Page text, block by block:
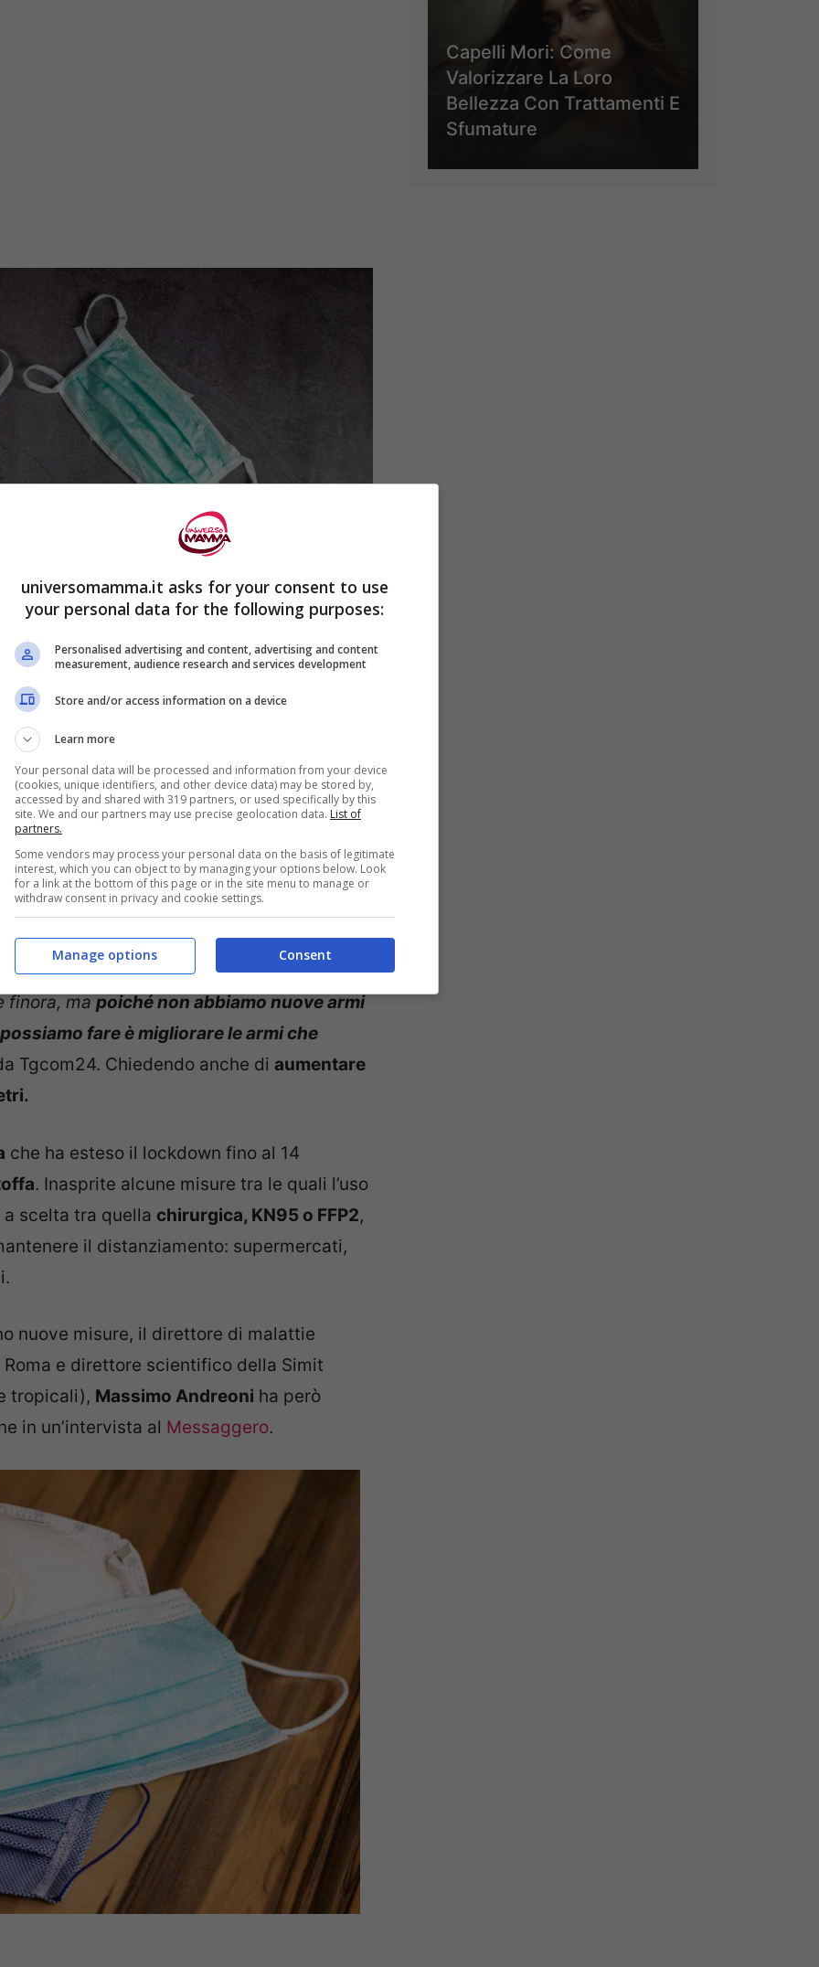
varianti, leautorità di due Paesi Europei,
le mascherine di stoffache non
A volte questo tipo di mascherine
ma a quanto pare non sempre
ha dichiarato: “Non stiamo mettendo in
finora, ma poiché non abbiamo nuove armi
fare è migliorare le armi che
Tgcom24. Chiedendo anche di aumentare
che ha esteso il lockdown fino al 14
. Inasprite alcune misure tra le quali l’uso
scelta tra quella chirurgica, KN95 o FFP2,
il distanziamento: supermercati,
nuove misure, il direttore di malattie
e direttore scientifico della Simit
tropicali), Massimo Andreoni ha però
in un’intervista al Messaggero.
Capelli Mori: Come
Valorizzare La Loro
Bellezza Con Trattamenti E
Sfumature
universomamma.it asks for your consent to use
your personal data for the following purposes:
Personalised advertising and content, advertising and content
measurement, audience research and services development
Store and/or access information on a device
Learn more
Your personal data will be processed and information from your device
(cookies, unique identifiers, and other device data) may be stored by,
accessed by and shared with 319 partners, or used specifically by this
site. We and our partners may use precise geolocation data. List of
partners.
Some vendors may process your personal data on the basis of legitimate
interest, which you can object to by managing your options below. Look
for a link at the bottom of this page or in the site menu to manage or
withdraw consent in privacy and cookie settings.
Consent
Manage options